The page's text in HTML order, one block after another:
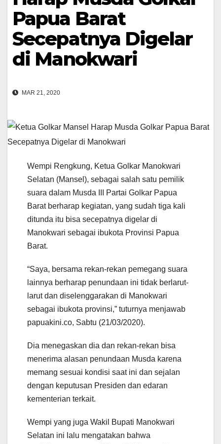
Papua Barat
Secepatnya Digelar
di Manokwari
MAR 21, 2020
Wempi Rengkung, Ketua Golkar Manokwari
Selatan (Mansel), sebagai salah satu pemilik
suara dalam Musda III Partai Golkar Papua
Barat berharap kegiatan, yang sudah tiga kali
ditunda itu bisa secepatnya digelar di
Manokwari sebagai ibukota Provinsi Papua
Barat.
“Saya, bersama rekan-rekan pemegang suara
lainnya berharap penundaan ini tidak berlarut-
larut dan diselenggarakan di Manokwari
sebagai ibukota provinsi,” tuturnya menjawab
papuakini.co, Sabtu (21/03/2020).
Dia menegaskan dia dan rekan-rekan bisa
menerima alasan penundaan Musda karena
memang sesuai kondisi saat ini dan sejalan
dengan keputusan Presiden dan edaran
kementerian terkait.
Wempi yang juga Wakil Bupati Manokwari
Selatan ini lalu mengatakan bahwa